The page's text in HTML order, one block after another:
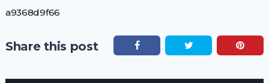
a9368d9f66
Share this post